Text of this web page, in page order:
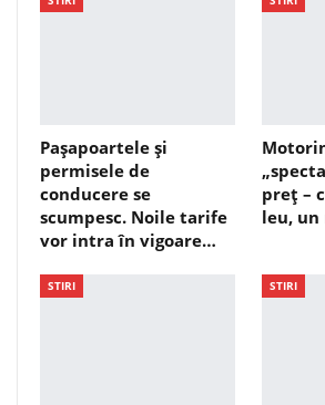
Pașapoartele și
permisele de
conducere se
scumpesc. Noile tarife
vor intra în vigoare…
preț –
leu, un
STIRI STIRI